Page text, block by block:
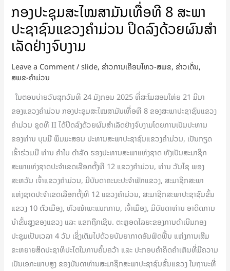
ກອງປະຊຸມສະໄໝສາມັນເທື່ອທີ 8 ສະພາ
ປະຊາຊົນແຂວງຄຳມ່ວນ ປິດລົງດ້ວຍຜົນສໍາ
ເລັດຢ່າງຈົບງາມ
Leave a Comment/slide, ຂ່າວການເຄືອນໄຫວ-ສພຂ, ຂ່າວເດັ່ນ,
ສພຂ-ຄໍາມ່ວນ
ໃນຕອນບ່າຍວັນສຸກວັນທີ 24 ມັງກອນ 2025 ທີ່ສະໂມສອນໃຫ່ຍ 21 ມີນາ
ຂອງແຂວງຄຳມ່ວນ ກອງປະຊຸມສະໄໝສາມັນເທື່ອທີ 8 ຂອງສະພາປະຊາຊົນແຂວງ
ຄຳມ່ວນ ຊຸດທີ II ໄດ້ປິດລົງດ້ວຍຜົນສຳເລັດຢ່າງຈົບງາມໂດຍການເປັນປະທານ
ຂອງທ່ານ ບຸນມີ ພິມມະສອນ ປະທານສະພາປະຊາຊົນແຂວງຄໍາມ່ວນ, ເປັນກຽດ
ເຂົ້າຮ່ວມມີ ທ່ານ ຄໍາໃບ ດຳລັດ ຮອງປະທານສະພາແຫ່ງຊາດ ທັງເປັນສະມາຊິກ
ສະພາແຫ່ງຊາດປະຈຳເຂດເລືອກຕັ້ງທີ 12 ແຂວງຄໍາມ່ວນ, ທ່ານ ວັນໄຊ ພອງ
ສະຫວັນ ເຈົ້າແຂວງຄໍາມ່ວນ, ມີບັນດາຄະນະປະຈຳພັກແຂວງ, ສະມາຊິກສະພາ
ແຫ່ງຊາດປະຈຳເຂດເລືອກຕັ້ງທີ 12 ແຂວງຄໍາມ່ວນ, ສະມາຊິກສະພາປະຊາຊົນຂັ້ນ
ແຂວງ 10 ຕົວເມືອງ, ຫົວໜ້າພະແນກການ, ເຈົ້າເມືອງ, ມີບັນດາທ່ານ ອາດີດການ
ນໍາຂັ້ນສູງຂອງແຂວງ ແລະ ແຂກຖືກເຊີນ. ຕະຫຼອດໄລຍະຂອງການດໍາເນີນກອງ
ປະຊຸມເປັນເວລາ 4 ວັນ ເຊິ່ງເຕັມໄປດ້ວຍບັນຍາກາດອັນຟົດຟື້ນ ແຫ່ງການເສີມ
ຂະຫຍາຍສິດປະຊາທິປະໄຕໃນການຄົ້ນຄວ້າ ແລະ ປະກອບຄໍາຄິດຄໍາເຫັນທີ່ມີຄວາມ
ເປັນເອກະພາບສູງ ຂອງບັນດາທ່ານສະມາຊິກສະພາປະຊາຊົນຂັ້ນແຂວງ ໃນຖານະທີ່
ສະໄໝ
ສາມັນ
ເທື່ອ
ທີ
8
ສະພາ
ປະຊາຊົນ
ແຂວງ
ຄຳ
ມ່ວນ
ປິດ
ລົງ
ດ້ວຍ
ຜົນ
ສໍາ
ເລັດ
ຢ່າງ
ຈົບ
ງາມ